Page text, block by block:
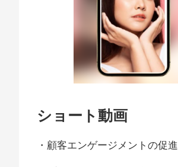
ショート動画
・顧客エンゲージメントの促進